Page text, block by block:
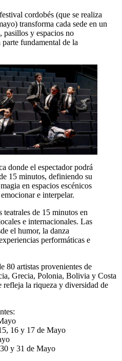
cordobés (que se realiza
transforma cada sede en un
pasillos y espacios no
fundamental de la
donde el espectador podrá
15 minutos, definiendo su
en espacios escénicos
e interpelar.
de 15 minutos en
e internacionales. Las
el humor, la danza
performáticas e
80 artistas provenientes de
Grecia, Polonia, Bolivia y Costa
la riqueza y diversidad de
16 y 17 de Mayo
y 31 de Mayo